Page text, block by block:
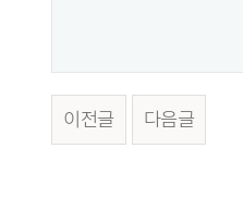
이전글 다음글